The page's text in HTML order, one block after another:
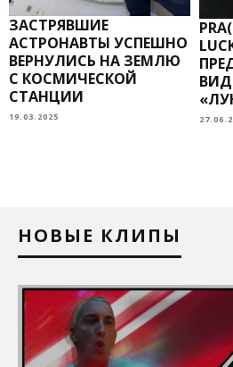
ЗАСТРЯВШИЕ
АСТРОНАВТЫ УСПЕШНО
ВЕРНУЛИСЬ НА ЗЕМЛЮ
С КОСМИЧЕСКОЙ
СТАНЦИИ
19.03.2025
НОВЫЕ КЛИПЫ